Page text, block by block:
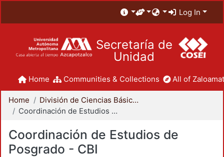
Log In
Secretaría de
Unidad
Home Communities & Collections All of
Home
División de Ciencias Básicas e Ingeniería
Coordinación de Estudios de Posgrado - CBI
Coordinación de Estudios de
Posgrado - CBI